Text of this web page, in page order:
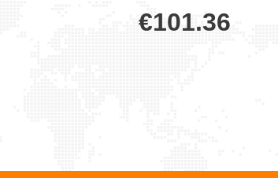
€101.36